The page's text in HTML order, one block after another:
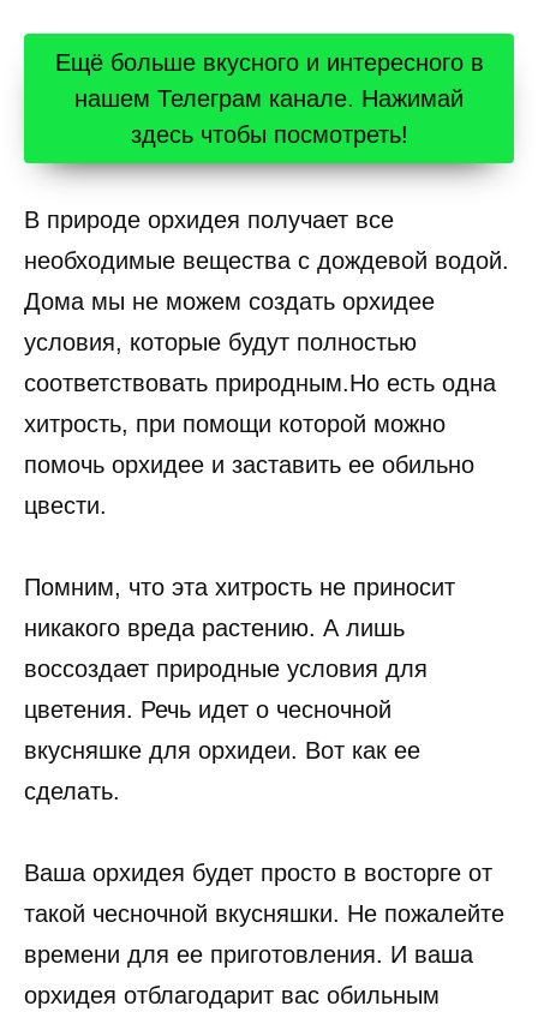
Ещё больше вкусного и интересного в
нашем Телеграм канале. Нажимай
здесь чтобы посмотреть!
В природе орхидея получает все
необходимые вещества с дождевой водой.
Дома мы не можем создать орхидее
условия, которые будут полностью
соответствовать природным.Но есть одна
хитрость, при помощи которой можно
помочь орхидее и заставить ее обильно
цвести.
Помним, что эта хитрость не приносит
никакого вреда растению. А лишь
воссоздает природные условия для
цветения. Речь идет о чесночной
вкусняшке для орхидеи. Вот как ее
сделать.
Ваша орхидея будет просто в восторге от
такой чесночной вкусняшки. Не пожалейте
времени для ее приготовления. И ваша
орхидея отблагодарит вас обильным